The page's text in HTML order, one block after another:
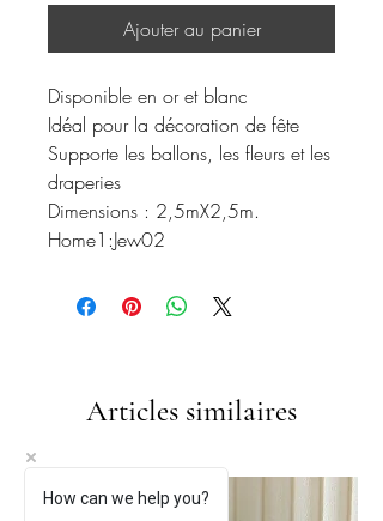
Ajouter au panier
Disponible en or et blanc
Idéal pour la décoration de fête
Supporte les ballons, les fleurs et les
draperies
Dimensions : 2,5mX2,5m.
Home1:Jew02
Articles similaires
How can we help you?